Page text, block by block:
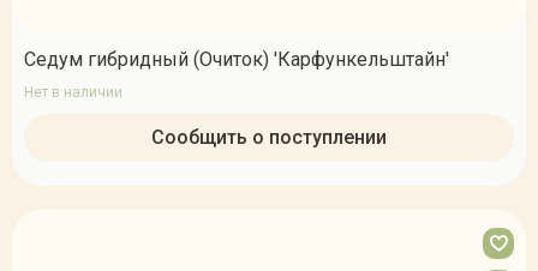
Седум гибридный (Очиток) 'Карфункельштайн'
Нет в наличии
Сообщить о поступлении